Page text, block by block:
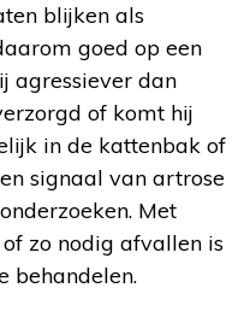
blijken als
goed op een
agressiever dan
of komt hij
in de kattenbak of
signaal van artrose
Met
zo nodig afvallen is
behandelen.